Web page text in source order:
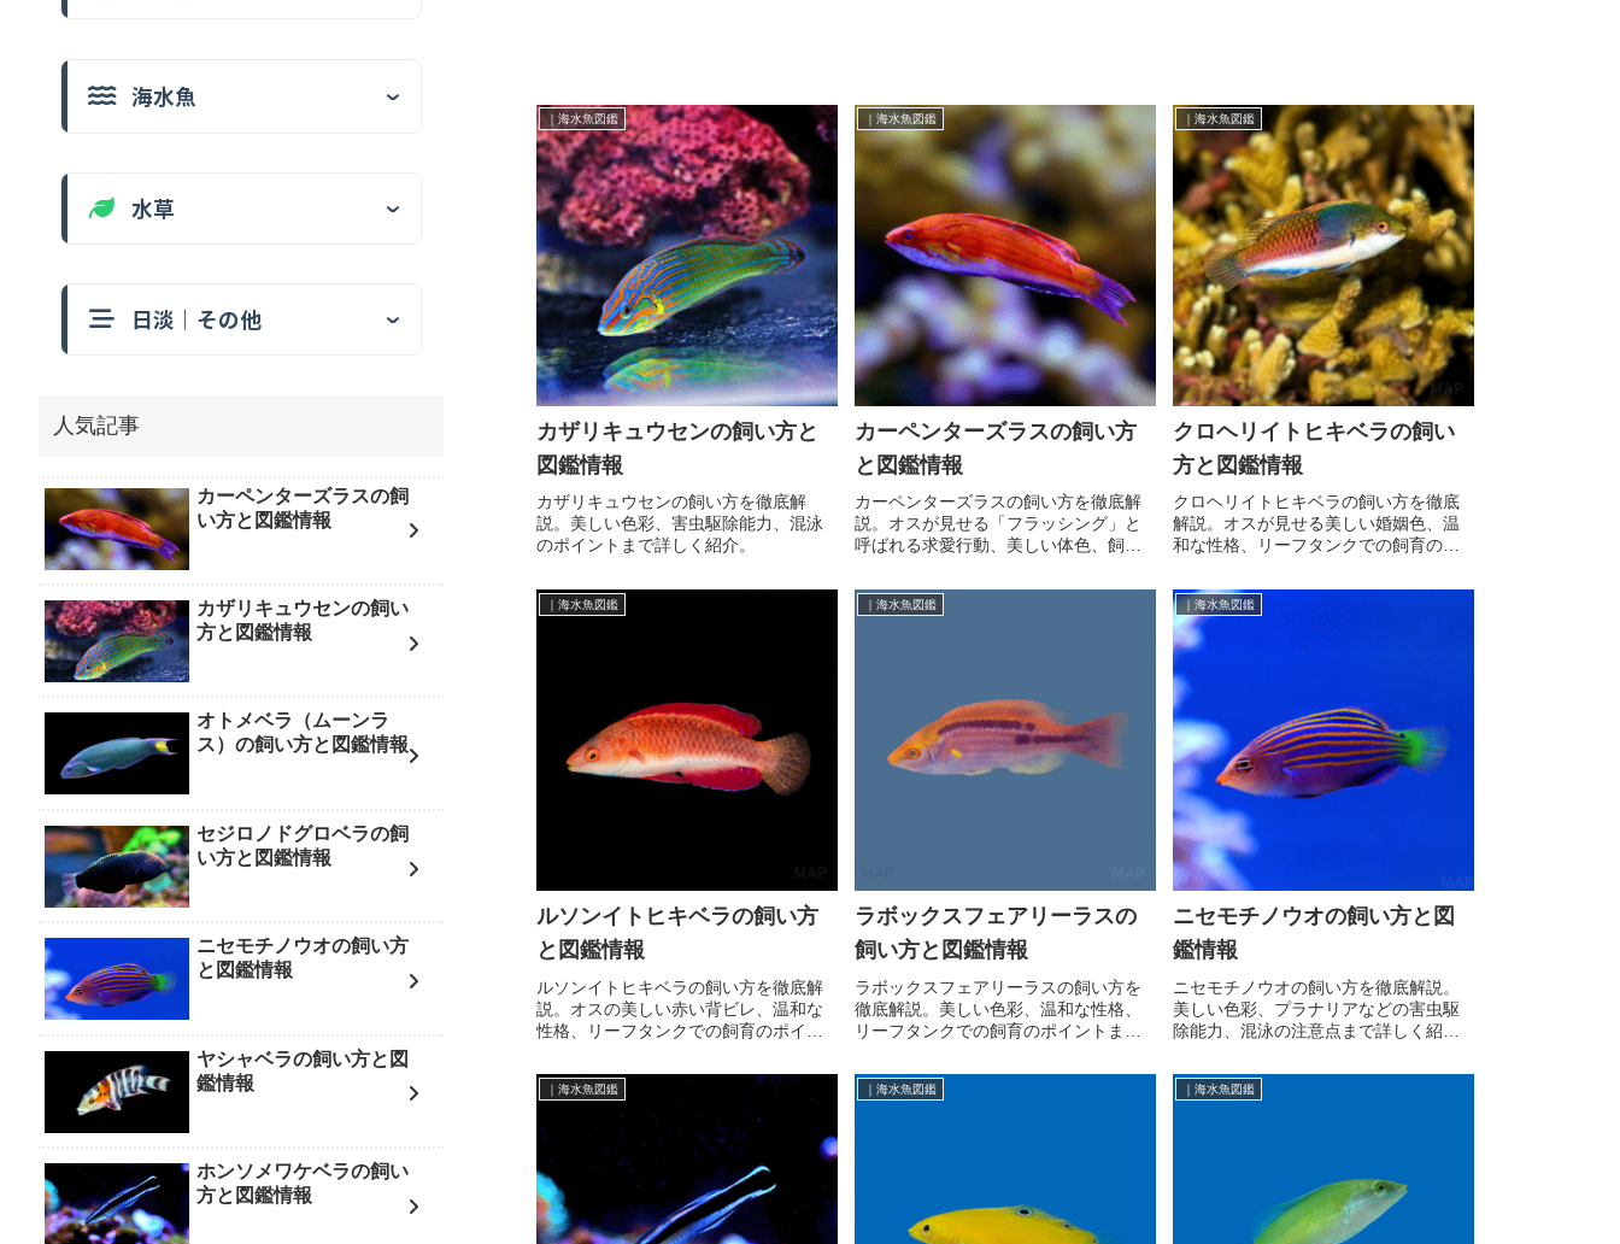
｜海水魚図鑑
カザリキュウセンの飼い方と
図鑑情報
カザリキュウセンの飼い方を徹底解
説。美しい色彩、害虫駆除能力、混泳
のポイントまで詳しく紹介。
｜海水魚図鑑
カーペンターズラスの飼い方
と図鑑情報
カーペンターズラスの飼い方を徹底解
説。オスが見せる「フラッシング」と
呼ばれる求愛行動、美しい体色、飼育
｜海水魚図鑑
クロヘリイトヒキベラの飼い
方と図鑑情報
クロヘリイトヒキベラの飼い方を徹底
解説。オスが見せる美しい婚姻色、温
和な性格、リーフタンクでの飼育のポ
｜海水魚図鑑
ルソンイトヒキベラの飼い方
と図鑑情報
ルソンイトヒキベラの飼い方を徹底解
説。オスの美しい赤い背ビレ、温和な
性格、リーフタンクでの飼育のポイン
｜海水魚図鑑
ラボックスフェアリーラスの
飼い方と図鑑情報
ラボックスフェアリーラスの飼い方を
徹底解説。美しい色彩、温和な性格、
リーフタンクでの飼育のポイントまで
適。
｜海水魚図鑑
ニセモチノウオの飼い方と図
鑑情報
ニセモチノウオの飼い方を徹底解説。
美しい色彩、プラナリアなどの害虫駆
除能力、混泳の注意点まで詳しく紹
｜海水魚図鑑 ｜海水魚図鑑 ｜海水魚図鑑
海水魚
水草
日淡｜その他
人気記事
カーペンターズラスの飼
い方と図鑑情報
カザリキュウセンの飼い
方と図鑑情報
オトメベラ（ムーンラ
ス）の飼い方と図鑑情報
セジロノドグロベラの飼
い方と図鑑情報
ニセモチノウオの飼い方
と図鑑情報
ヤシャベラの飼い方と図
鑑情報
ホンソメワケベラの飼い
方と図鑑情報